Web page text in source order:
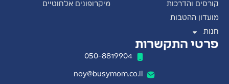
קורסים והדרכות
מועדון ההטבות
חנות
מיקרופונים אלחוטיים
פרטי התקשרות
050-8819904
noy@busymom.co.il